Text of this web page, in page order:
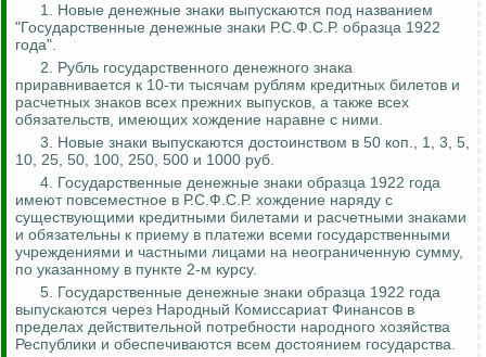
1. Новые денежные знаки выпускаются под названием
"Государственные денежные знаки Р.С.Ф.С.Р. образца 1922
года".
2. Рубль государственного денежного знака
приравнивается к 10-ти тысячам рублям кредитных билетов и
расчетных знаков всех прежних выпусков, а также всех
обязательств, имеющих хождение наравне с ними.
3. Новые знаки выпускаются достоинством в 50 коп., 1, 3, 5,
10, 25, 50, 100, 250, 500 и 1000 руб.
4. Государственные денежные знаки образца 1922 года
имеют повсеместное в Р.С.Ф.С.Р. хождение наряду с
существующими кредитными билетами и расчетными знаками
и обязательны к приему в платежи всеми государственными
учреждениями и частными лицами на неограниченную сумму,
по указанному в пункте 2-м курсу.
5. Государственные денежные знаки образца 1922 года
выпускаются через Народный Комиссариат Финансов в
пределах действительной потребности народного хозяйства
Республики и обеспечиваются всем достоянием государства.